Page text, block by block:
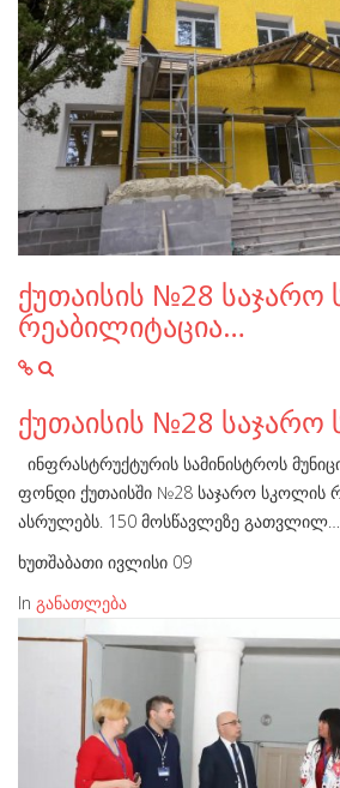
ქუთაისის №28
რეაბილიტაცია…
ქუთაისის №28
ინფრასტრუქტურის სამინისტროს
ფონდი ქუთაისში №28 საჯარო სკოლის
ასრულებს. 150 მოსწავლეზე გათვლილ…
ხუთშაბათი ივლისი 09
In განათლება